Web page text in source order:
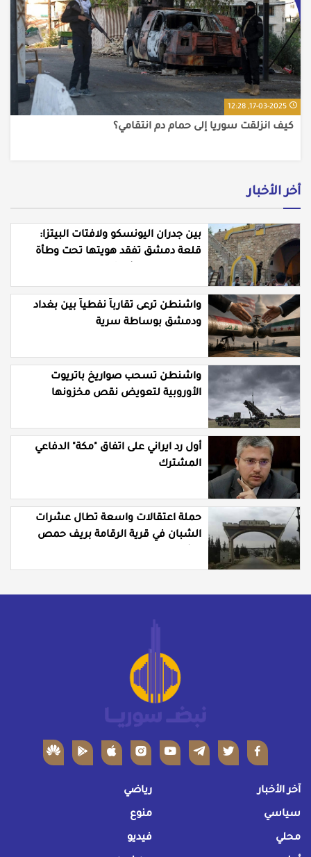
17-03-2025, 12:28
كيف انزلقت سوريا إلى حمام دم انتقامي؟
أخر الأخبار
بين جدران اليونسكو ولافتات البيتزا:
قلعة دمشق تفقد هويتها تحت وطأة
واشنطن ترعى تقارباً نفطياً بين بغداد
ودمشق بوساطة سرية
واشنطن تسحب صواريخ باتريوت
الأوروبية لتعويض نقص مخزونها
أول رد ايراني على اتفاق "مكة" الدفاعي
المشترك
حملة اعتقالات واسعة تطال عشرات
الشبان في قرية الرقامة بريف حمص
آخر الأخبار
سياسي
محلي
رياضي
منوع
فيديو